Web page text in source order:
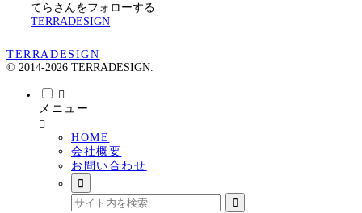
てらさんをフォローする
TERRADESIGN
TERRADESIGN
© 2014-2026 TERRADESIGN.
メニュー
HOME
会社概要
お問い合わせ